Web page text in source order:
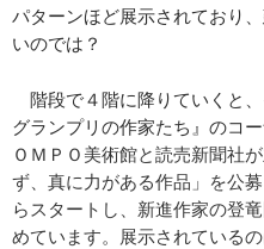
パターンほど展示されており
いのでは？
階段で４階に降りていくと
グランプリの作家たち』のコー
ＯＭＰＯ美術館と読売新聞社
ず、真に力がある作品」を公
らスタートし、新進作家の登
めています。展示されている